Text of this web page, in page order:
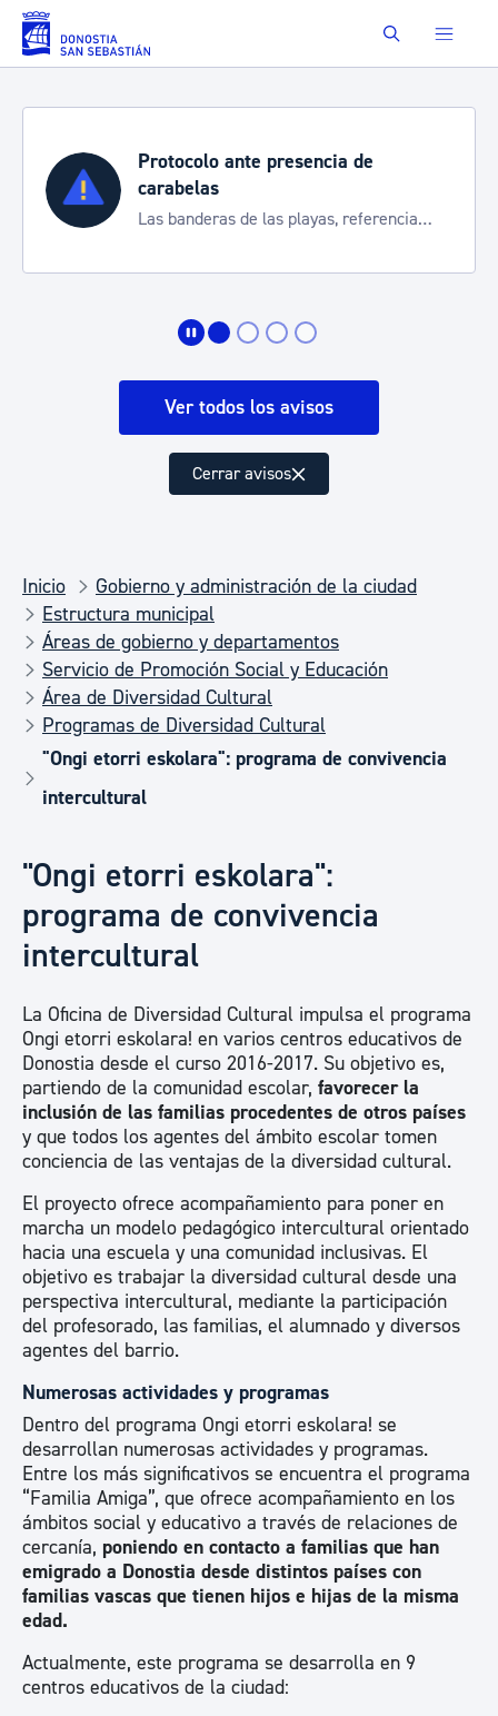
Saltar al contenido principal Buscar
Protocolo ante presencia de
carabelas
Las banderas de las playas, referencia
Ver todos los avisos
Cerrar avisos
Inicio
Gobierno y administración de la ciudad
Estructura municipal
Áreas de gobierno y departamentos
Servicio de Promoción Social y Educación
Área de Diversidad Cultural
Programas de Diversidad Cultural
"Ongi etorri eskolara": programa de convivencia
intercultural
"Ongi etorri eskolara":
programa de convivencia
intercultural
La Oficina de Diversidad Cultural impulsa el programa
Ongi etorri eskolara! en varios centros educativos de
Donostia desde el curso 2016-2017. Su objetivo es,
partiendo de la comunidad escolar, favorecer la
inclusión de las familias procedentes de otros países
y que todos los agentes del ámbito escolar tomen
conciencia de las ventajas de la diversidad cultural.
El proyecto ofrece acompañamiento para poner en
marcha un modelo pedagógico intercultural orientado
hacia una escuela y una comunidad inclusivas. El
objetivo es trabajar la diversidad cultural desde una
perspectiva intercultural, mediante la participación
del profesorado, las familias, el alumnado y diversos
agentes del barrio.
Numerosas actividades y programas
Dentro del programa Ongi etorri eskolara! se
desarrollan numerosas actividades y programas.
Entre los más significativos se encuentra el programa
“Familia Amiga”, que ofrece acompañamiento en los
ámbitos social y educativo a través de relaciones de
cercanía, poniendo en contacto a familias que han
emigrado a Donostia desde distintos países con
familias vascas que tienen hijos e hijas de la misma
edad.
Actualmente, este programa se desarrolla en 9
centros educativos de la ciudad: